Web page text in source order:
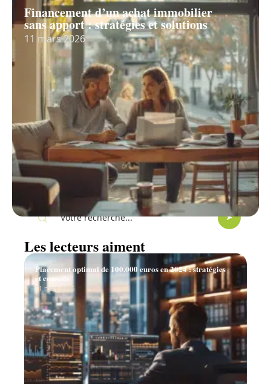
Financement d’un achat immobilier
sans apport : stratégies et solutions
11 mars 2026
Recherche
Les lecteurs aiment
Placement optimal de 100.000 euros en 2024 : stratégies
et conseils
11 mars 2026